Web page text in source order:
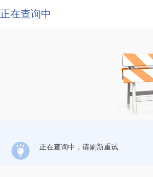
正在查询中
正在查询中，请刷新重试